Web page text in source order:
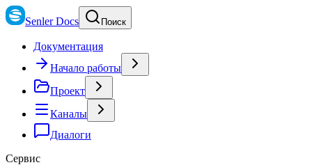
Senler Docs Поиск
Документация
Начало работы
Проект
Каналы
Диалоги
Сервис